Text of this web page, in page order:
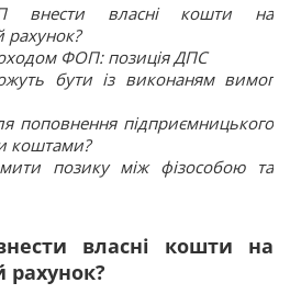
власні кошти на
ФОП: позиція ДПС
бути із виконаням вимог
поповнення підприємницького
коштами?
позику між фізособою та
власні кошти на